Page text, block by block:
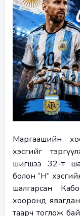
Маргаашийн
хэсгийг
шигшээ 32-т
болон “H”
шалгарсан
хооронд
таарч тоглож